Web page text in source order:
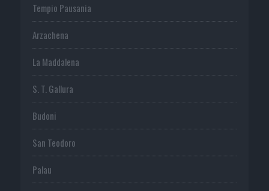
Tempio Pausania
Arzachena
La Maddalena
S. T. Gallura
Budoni
San Teodoro
Palau